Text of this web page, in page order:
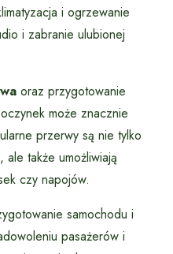
i ogrzewanie
i zabranie ulubionej
oraz przygotowanie
może znacznie
przerwy są nie tylko
także umożliwiają
czy napojów.
samochodu i
pasażerów i